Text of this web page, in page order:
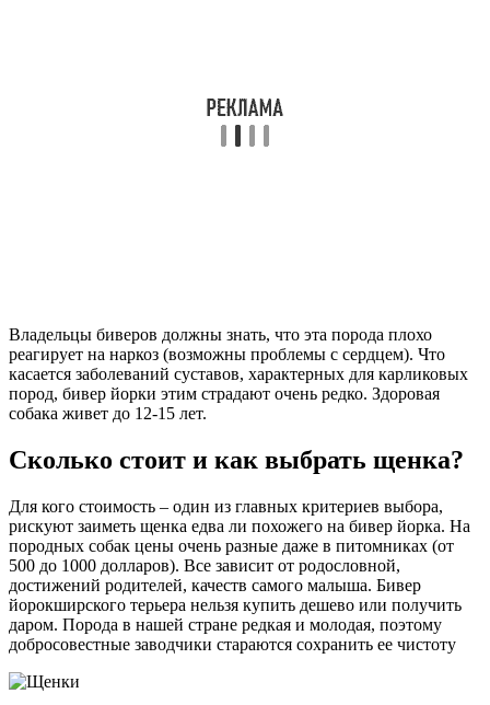
Владельцы биверов должны знать, что эта порода плохо
реагирует на наркоз (возможны проблемы с сердцем). Что
касается заболеваний суставов, характерных для карликовых
пород, бивер йорки этим страдают очень редко. Здоровая
собака живет до 12-15 лет.
Сколько стоит и как выбрать щенка?
Для кого стоимость – один из главных критериев выбора,
рискуют заиметь щенка едва ли похожего на бивер йорка. На
породных собак цены очень разные даже в питомниках (от
500 до 1000 долларов). Все зависит от родословной,
достижений родителей, качеств самого малыша. Бивер
йорокширского терьера нельзя купить дешево или получить
даром. Порода в нашей стране редкая и молодая, поэтому
добросовестные заводчики стараются сохранить ее чистоту